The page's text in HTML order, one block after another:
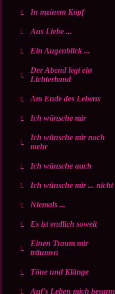
In meinem Kopf
Aus Liebe ...
Ein Augenblick ...
Der Abend legt ein
Lichterband
Am Ende des Lebens
Ich wünsche mir
Ich wünsche mir noch
mehr
Ich wünsche auch
Ich wünsche mir ... nicht
Niemals ...
Es ist endlich soweit
Einen Traum mir
träumen
Töne und Klänge
Auf's Leben mich besann